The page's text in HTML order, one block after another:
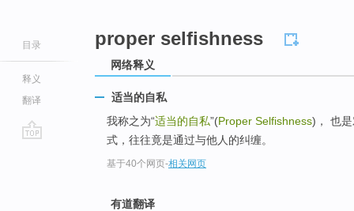
目录
释义
翻译
proper selfishness
网络释义
适当的自私
我称之为“适当的自私”(Proper Selfishness)， 也
式，往往竟是通过与他人的纠缠。
基于40个网页-相关网页
有道翻译